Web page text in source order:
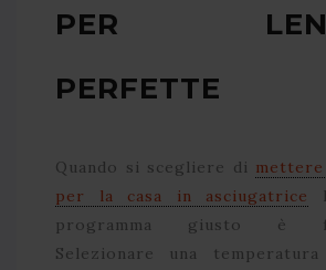
PER
PERFETTE
Quando si scegliere di
per la casa in asciugatrice
programma giusto è
Selezionare una